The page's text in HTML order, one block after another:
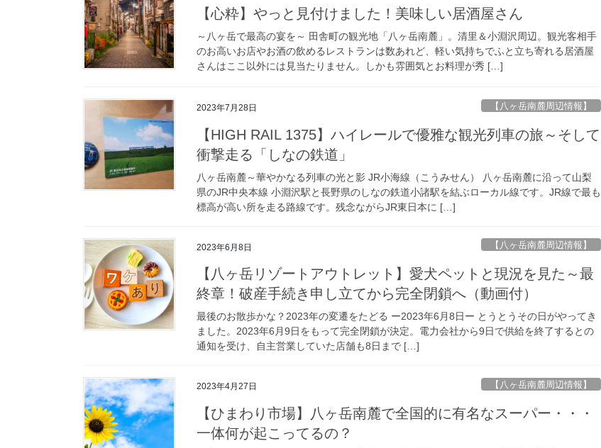
【心粋】やっと見付けました！美味しい居酒屋さん
～八ヶ岳で最高の宴を～ 田舎町の観光地「八ヶ岳南麓」。清里＆小淵沢周辺。観光客相手
のお高いお店やお酒の飲めるレストランは数あれど、軽い気持ちでふと立ち寄れる居酒屋
さんはここ以外には見当たりません。しかも雰囲気とお料理が秀 […]
2023年7月28日 【八ヶ岳南麓周辺情報】
【HIGH RAIL 1375】ハイレールで優雅な観光列車の旅～そして
衝撃走る「しなの鉄道」
八ヶ岳南麓～華やかなる列車の光と影 JR小海線（こうみせん） 八ヶ岳南麓に沿って山梨
県のJR中央本線 小淵沢駅と長野県のしなの鉄道小諸駅を結ぶローカル線です。JR線で最も
標高が高い所を走る路線です。残念ながらJR東日本に […]
2023年6月8日 【八ヶ岳南麓周辺情報】
【八ヶ岳リゾートアウトレット】愛犬ペットと現況を見た～最
終章！破産手続き申し立てから完全閉鎖へ（動画付）
最後のお散歩かな？2023年の変遷をたどる ー2023年6月8日ー とうとうその日がやってき
ました。2023年6月9日をもって完全閉鎖が決定。電力会社から9日で供給を終了するとの
通知を受け、自主営業していた店舗も8日まで […]
2023年4月27日 【八ヶ岳南麓周辺情報】
【ひまわり市場】八ヶ岳南麓で全国的に有名なスーパー・・・
一体何が起こってるの？